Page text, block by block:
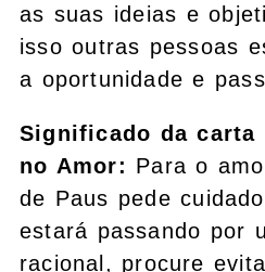
as suas ideias e
isso outras pessoas
a oportunidade e
Significado da carta
no Amor: Para o
de Paus pede
estará passando por
racional, procure